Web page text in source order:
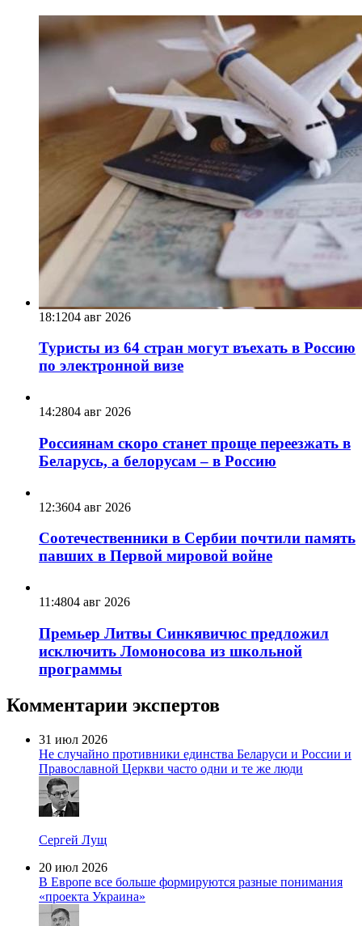
18:1204 авг 2026
Туристы из 64 стран могут въехать в Россию
по электронной визе
14:2804 авг 2026
Россиянам скоро станет проще переезжать в
Беларусь, а белорусам – в Россию
12:3604 авг 2026
Соотечественники в Сербии почтили память
павших в Первой мировой войне
11:4804 авг 2026
Премьер Литвы Синкявичюс предложил
исключить Ломоносова из школьной
программы
Комментарии экспертов
31 июл 2026
Не случайно противники единства Беларуси и России и
Православной Церкви часто одни и те же люди
Сергей Лущ
20 июл 2026
В Европе все больше формируются разные понимания
«проекта Украина»